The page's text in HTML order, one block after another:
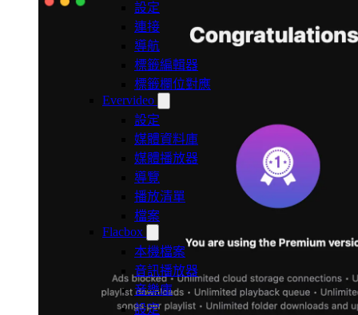
設定
連接
導航
標籤編輯器
標籤欄位對應
Evervideo
設定
媒體資料庫
媒體播放器
導覽
播放清單
檔案
Flacbox
本機檔案
音訊播放器
音樂庫
設定